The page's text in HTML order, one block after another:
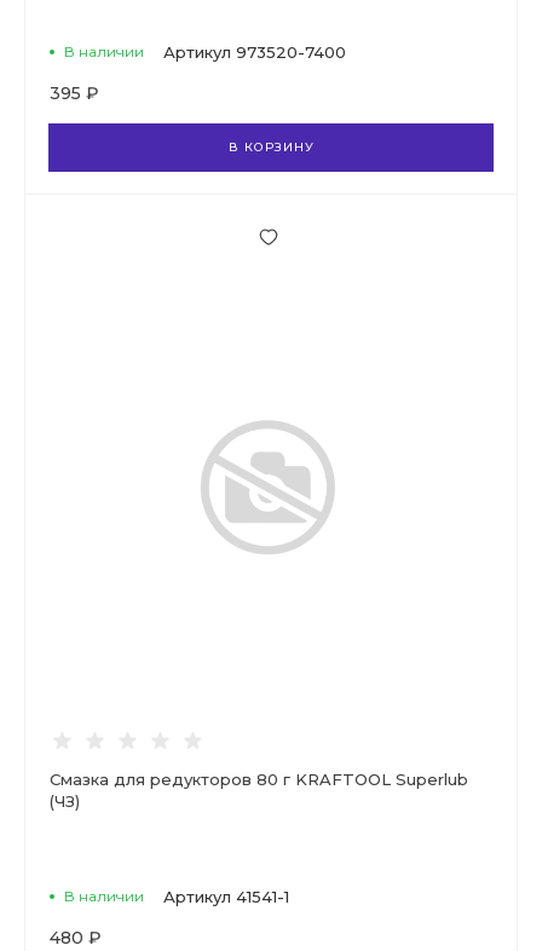
В наличии Артикул 973520-7400
395 ₽
В КОРЗИНУ
Смазка для редукторов 80 г KRAFTOOL Superlub
(ЧЗ)
В наличии Артикул 41541-1
480 ₽